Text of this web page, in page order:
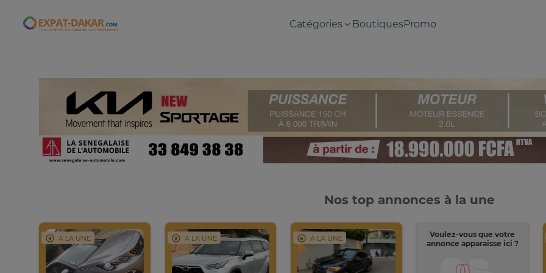
Expat-Dakar Catégories BoutiquesPromo
Nos top annonces à la une
A LA UNE A LA UNE A LA UNE
Voulez-vous que votre
annonce apparaisse ici ?